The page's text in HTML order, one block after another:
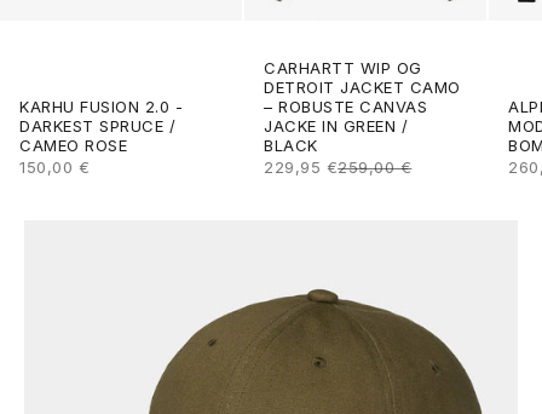
KARHU FUSION 2.0 -
DARKEST SPRUCE /
CAMEO ROSE
ANGEBOT
150,00 €
CARHARTT WIP OG
DETROIT JACKET CAMO
– ROBUSTE CANVAS
JACKE IN GREEN /
BLACK
ANGEBOT
229,95 €REGULÄRER PREIS
259,00 €